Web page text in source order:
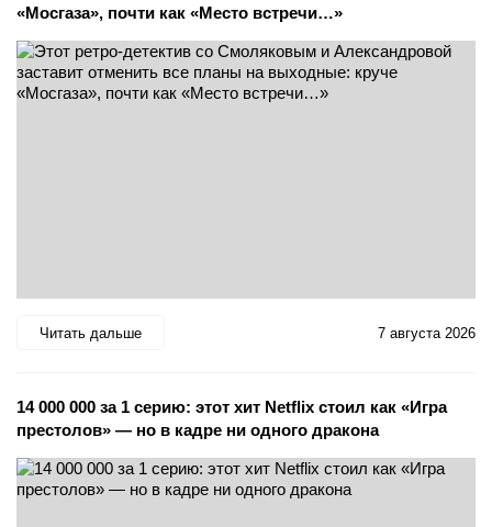
«Мосгаза», почти как «Место встречи…»
Читать дальше 7 августа 2026
14 000 000 за 1 серию: этот хит Netflix стоил как «Игра
престолов» — но в кадре ни одного дракона